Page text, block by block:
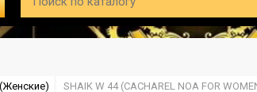
SHAIK W 44 (CACHAREL NOA FOR